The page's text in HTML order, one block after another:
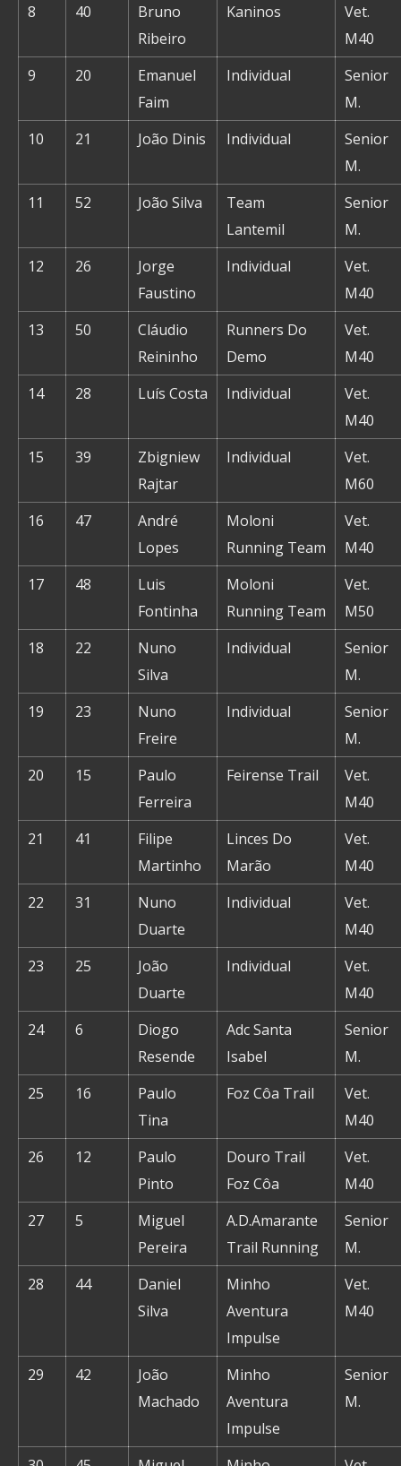
8
40
Bruno
Ribeiro
Kaninos
Vet.
M40
9
20
Emanuel
Faim
Individual
Senior
M.
10
21 João Dinis Individual
Senior
M.
11
52 João Silva
Team
Lantemil
Senior
M.
12
26
Jorge
Faustino
Individual
Vet.
M40
13
50
Cláudio
Reininho
Runners Do
Demo
Vet.
M40
14
28 Luís Costa Individual
Vet.
M40
15
39
Zbigniew
Rajtar
Individual
Vet.
M60
16
47
André
Lopes
Moloni
Running Team
Vet.
M40
17
48
Luis
Fontinha
Moloni
Running Team
Vet.
M50
18
22
Nuno
Silva
Individual
Senior
M.
19
23
Nuno
Freire
Individual
Senior
M.
20
15
Paulo
Ferreira
Feirense Trail
Vet.
M40
21
41
Filipe
Martinho
Linces Do
Marão
Vet.
M40
22
31
Nuno
Duarte
Individual
Vet.
M40
23
25
João
Duarte
Individual
Vet.
M40
24
6
Diogo
Resende
Adc Santa
Isabel
Senior
M.
25
16
Paulo
Tina
Foz Côa Trail
Vet.
M40
26
12
Paulo
Pinto
Douro Trail
Foz Côa
Vet.
M40
27
5
Miguel
Pereira
A.D.Amarante
Trail Running
Senior
M.
28
44
Daniel
Silva
Minho
Aventura
Impulse
Vet.
M40
29 42
João
Machado
Minho
Aventura
Impulse
Senior
M.